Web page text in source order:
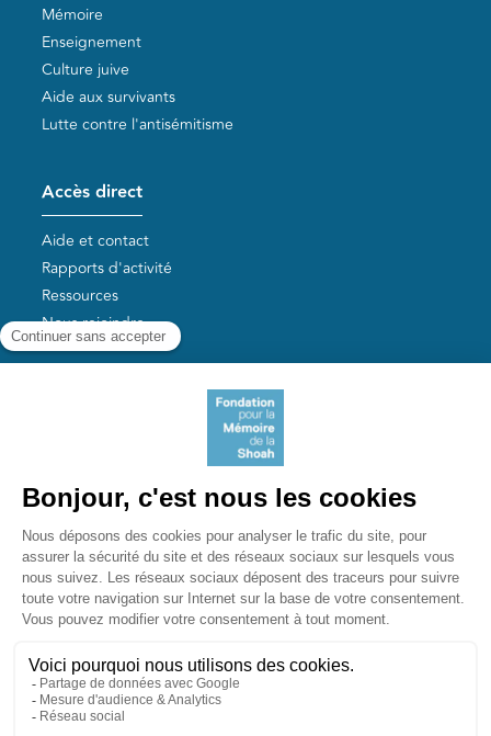
Mémoire
Enseignement
Culture juive
Aide aux survivants
Lutte contre l'antisémitisme
Accès direct
Aide et contact
Rapports d'activité
Ressources
Nous rejoindre
Aide aux survivants de la Shoah
Liens utiles
Mémorial de la Shoah
Le camp des Milles
Yad Vashem France
Akadem
mahJ